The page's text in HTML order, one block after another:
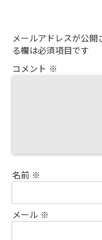
メールアドレスが公開
る欄は必須項目です
コメント ※
名前 ※
メール ※